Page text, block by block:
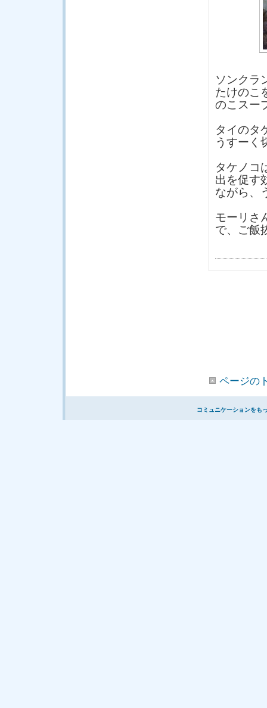
ソンクラ
たけのこ
のこスー
タイのタ
うすーく
タケノコ
出を促す
ながら、
モーリさ
で、ご飯
ページの
コミュニケーションをも